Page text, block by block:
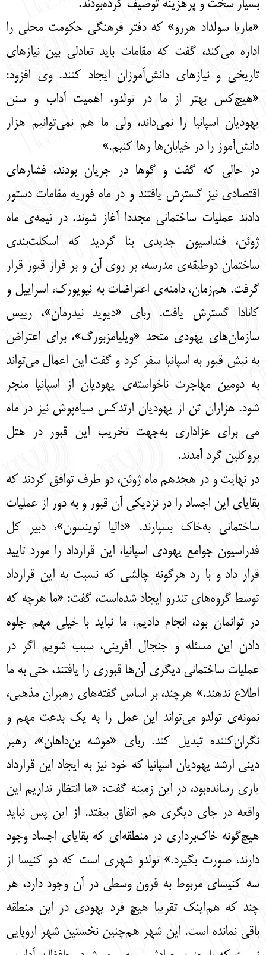
بسیار سخت و پرهزینه توصیف کرده‌بودند.
«ماریا سولداد هررو» که دفتر فرهنگی حکومت محلی را
اداره می‌کند، گفت که مقامات باید تعادلی بین نیازهای
تاریخی و نیازهای دانش‌آموزان ایجاد کنند. وی افزود:
«هیچ‌کس بهتر از ما در تولدو، اهمیت آداب و سنن
یهودیان اسپانیا را نمی‌داند، ولی ما هم نمی‌توانیم هزار
دانش‌آموز را در خیابان‌ها رها کنیم.»
در حالی که گفت و گوها در جریان بودند، فشارهای
اقتصادی نیز گسترش یافتند و در ماه فوریه مقامات دستور
دادند عملیات ساختمانی مجددا آغاز شوند. در نیمه‌ی ماه
ژوئن، فنداسیون جدیدی بنا گردید که اسکلت‌بندی
ساختمان دوطبقه‌ی مدرسه، بر روی آن و بر فراز قبور قرار
گرفت. هم‌زمان، دامنه‌ی اعتراضات به نیویورک، اسراییل و
کانادا گسترش یافت. ربای «دیوید نیدرمان»، رییس
سازمان‌های یهودی متحد «ویلیامزبورگ»، برای اعتراض
به نبش قبور به اسپانیا سفر کرد و گفت این اعمال می‌تواند
به دومین مهاجرت ناخواسته‌ی یهودیان از اسپانیا منجر
شود. هزاران تن از یهودیان ارتدکس سیاه‌پوش نیز در ماه
می برای عزاداری به‌جهت تخریب این قبور در هتل
بروکلین گرد آمدند.
در نهایت و در هجدهم ماه ژوئن، دو طرف توافق کردند که
بقایای این اجساد را در نزدیکی آن قبور و به دور از عملیات
ساختمانی به‌خاک بسپارند. «دالیا لوینسون»، دبیر کل
فدراسیون جوامع یهودی اسپانیا، این قرارداد را مورد تایید
قرار داد و با رد هرگونه چالشی که نسبت به این قرارداد
توسط گروه‌های تندرو ایجاد شده‌است، گفت: «ما هرچه که
در توانمان بود، انجام دادیم، ما نباید با خیلی مهم جلوه
دادن این مسئله و جنجال آفرینی، سبب شویم اگر در
عملیات ساختمانی دیگری آن‌ها قبوری را یافتند، حتی به ما
اطلاع ندهند.» هرچند، بر اساس گفته‌های رهبران مذهبی،
نمونه‌ی تولدو می‌تواند این عمل را به یک بدعت مهم و
نگران‌کننده تبدیل کند. ربای «موشه بن‌داهان»، رهبر
دینی ارشد یهودیان اسپانیا که خود نیز به ایجاد این قرارداد
یاری رسانده‌بود، در این زمینه گفت: «ما انتظار نداریم این
واقعه در جای دیگری هم اتفاق بیفتد. از این پس نباید
هیچ‌گونه خاک‌برداری در منطقه‌ای که بقایای اجساد وجود
دارند، صورت بگیرد.» تولدو شهری است که دو کنیسا از
سه کنیسای مربوط به قرون وسطی در آن وجود دارد، هر
چند که هم‌اینک تقریبا هیچ فرد یهودی در این منطقه
باقی نمانده است. این شهر هم‌چنین نخستین شهر اروپایی